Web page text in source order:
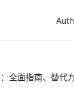
全面指南、替代